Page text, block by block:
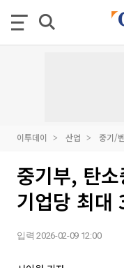
이투데이 산업 중기/
중기부, 탄
기업당 최대
입력 2026-02-09 12:00